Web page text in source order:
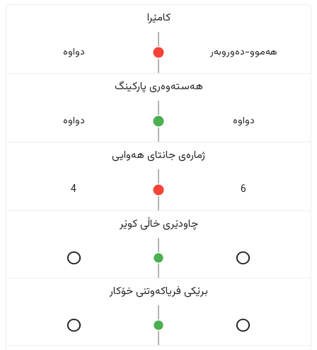
کامێرا
هەموو-دەوروبەر دواوە
هەستەوەری پارکینگ
دواوە دواوە
ژمارەی جانتای هەوایی
6
4
چاودێری خاڵی کوێر
برێکی فریاکەوتنی خۆکار